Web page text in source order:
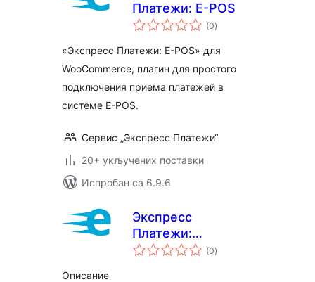
Платежи: E-POS
(0укупних
оцена
)
«Экспресс Платежи: E-POS» для
WooCommerce, плагин для простого
подключения приема платежей в
системе E-POS.
Сервис „Экспресс Платежи“
20+ укључених поставки
Испробан са 6.9.6
Экспресс
Платежи:
Интернет-
(0укупних
оцена
)
Описание